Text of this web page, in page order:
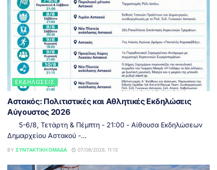
ΕΚΔΗΛΏΣΕΙΣ
Αστακός: Πολιτιστικές και Αθλητικές Εκδηλώσεις
Αύγουστος 2026
5-6/8, Τετάρτη & Πέμπτη - 21:00 - Αίθουσα Εκδηλώσεων
Δημαρχείου Αστακού -...
BY ΣΥΝΤΑΚΤΙΚΉ ΟΜΆΔΑ 07/08/2026, 11:13